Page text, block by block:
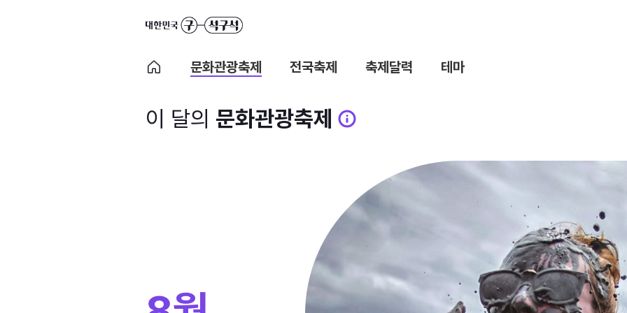
문화관광축제 전국축제 축제달력 테마
이 달의 문화관광축제